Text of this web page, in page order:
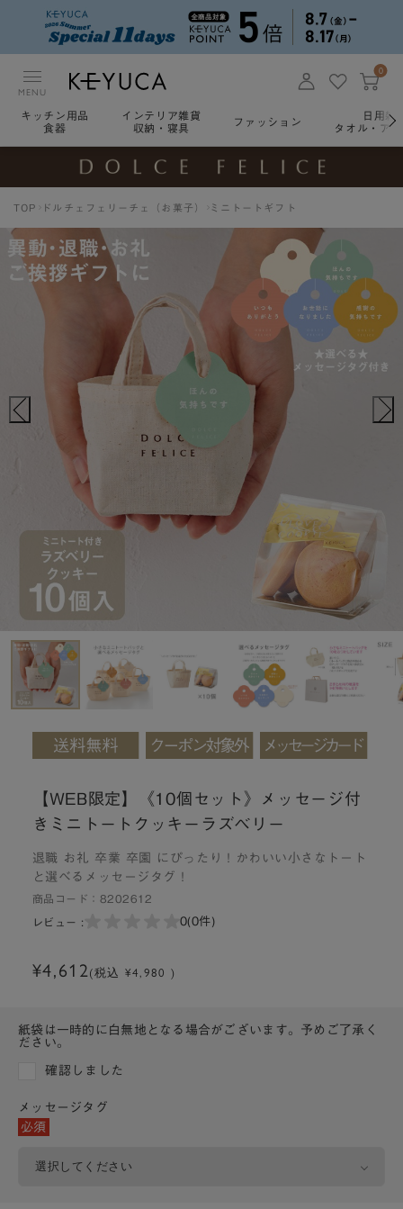
MENU
0
キッチン用品
食器
インテリア雑貨
収納・寝具
ファッション
日用雑
タオル・ア
TOP ドルチェフェリーチェ（お菓子） ミニトートギフト
【WEB限定】《10個セット》メッセージ付
きミニトートクッキーラズベリー
退職 お礼 卒業 卒園 にぴったり！かわいい小さなトート
と選べるメッセージタグ！
商品コード： 8202612
レビュー : 0(0件)
¥4,612(税込 ¥4,980 )
紙袋は一時的に白無地となる場合がございます。予めご了承く
ださい。
確認しました
メッセージタグ
必須